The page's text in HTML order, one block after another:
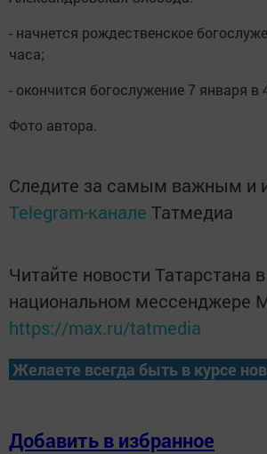
- начнется рождественское
часа;
- окончится богослужение 7 января в
Фото автора.
Следите за самым важным и
Telegram-канале Татмедиа
Читайте новости Татарстана в
национальном мессенджере
https://max.ru/tatmedia
Желаете всегда быть в курсе
Добавить в избранное